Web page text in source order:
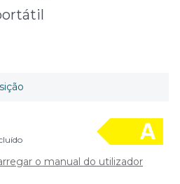
o manual do utilizador